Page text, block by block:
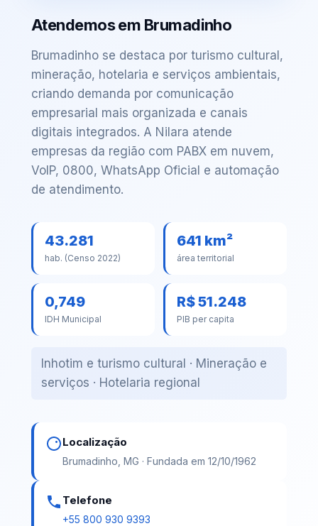
Atendemos em Brumadinho
Brumadinho se destaca por turismo cultural,
mineração, hotelaria e serviços ambientais,
criando demanda por comunicação
empresarial mais organizada e canais
digitais integrados. A Nilara atende
empresas da região com PABX em nuvem,
VoIP, 0800, WhatsApp Oficial e automação
de atendimento.
43.281
hab. (Censo 2022)
641 km²
área territorial
0,749
IDH Municipal
R$ 51.248
PIB per capita
Inhotim e turismo cultural · Mineração e
serviços · Hotelaria regional
Localização
Brumadinho, MG · Fundada em 12/10/1962
Telefone
+55 800 930 9393